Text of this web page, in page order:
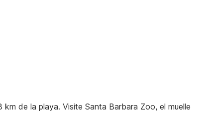
de la playa. Visite Santa Barbara Zoo, el muelle